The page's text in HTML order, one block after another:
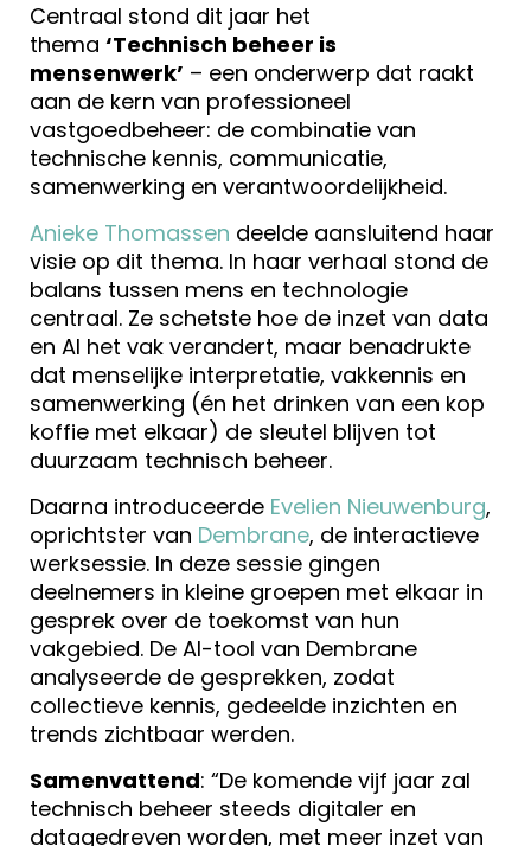
Centraal stond dit jaar het
thema ‘Technisch beheer is
mensenwerk’ – een onderwerp dat raakt
aan de kern van professioneel
vastgoedbeheer: de combinatie van
technische kennis, communicatie,
samenwerking en verantwoordelijkheid.
Anieke Thomassen deelde aansluitend haar
visie op dit thema. In haar verhaal stond de
balans tussen mens en technologie
centraal. Ze schetste hoe de inzet van data
en AI het vak verandert, maar benadrukte
dat menselijke interpretatie, vakkennis en
samenwerking (én het drinken van een kop
koffie met elkaar) de sleutel blijven tot
duurzaam technisch beheer.
Daarna introduceerde Evelien Nieuwenburg,
oprichtster van Dembrane, de interactieve
werksessie. In deze sessie gingen
deelnemers in kleine groepen met elkaar in
gesprek over de toekomst van hun
vakgebied. De AI-tool van Dembrane
analyseerde de gesprekken, zodat
collectieve kennis, gedeelde inzichten en
trends zichtbaar werden.
Samenvattend: “De komende vijf jaar zal
technisch beheer steeds digitaler en
datagedreven worden, met meer inzet van